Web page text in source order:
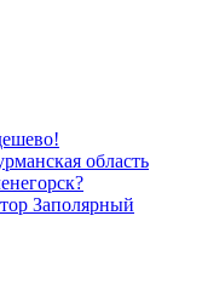
область
Заполярный